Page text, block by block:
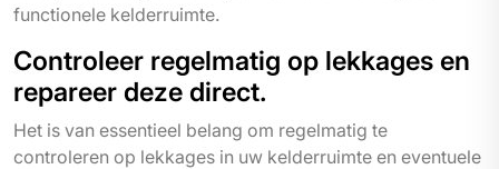
functionele kelderruimte.
Controleer regelmatig op lekkages en
repareer deze direct.
Het is van essentieel belang om regelmatig te
controleren op lekkages in uw kelderruimte en eventuele